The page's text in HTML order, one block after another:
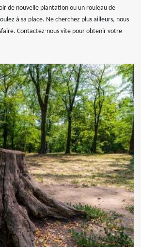
de nouvelle plantation ou un rouleau de
à sa place. Ne cherchez plus ailleurs, nous
Contactez-nous vite pour obtenir votre